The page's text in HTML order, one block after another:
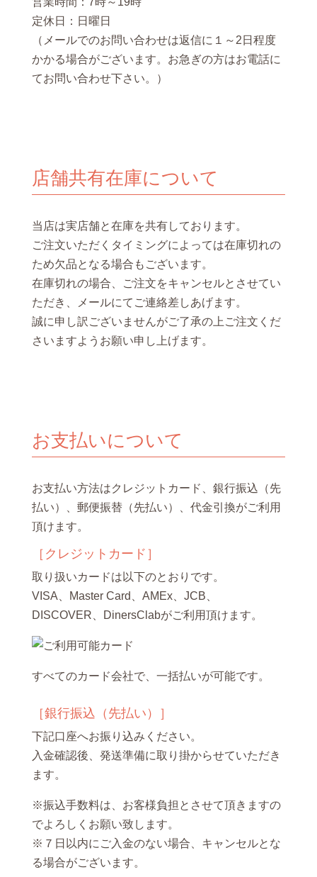
定休日：日曜日
（メールでのお問い合わせは返信に１～2日程度
かかる場合がございます。お急ぎの方はお電話に
てお問い合わせ下さい。）
店舗共有在庫について
当店は実店舗と在庫を共有しております。
ご注文いただくタイミングによっては在庫切れの
ため欠品となる場合もございます。
在庫切れの場合、ご注文をキャンセルとさせてい
ただき、メールにてご連絡差しあげます。
誠に申し訳ございませんがご了承の上ご注文くだ
さいますようお願い申し上げます。
お支払いについて
お支払い方法はクレジットカード、銀行振込（先
払い）、郵便振替（先払い）、代金引換がご利用
頂けます。
［クレジットカード］
取り扱いカードは以下のとおりです。
VISA、Master Card、AMEx、JCB、
DISCOVER、DinersClabがご利用頂けます。
すべてのカード会社で、一括払いが可能です。
［銀行振込（先払い）］
下記口座へお振り込みください。
入金確認後、発送準備に取り掛からせていただき
ます。
※振込手数料は、お客様負担とさせて頂きますの
でよろしくお願い致します。
※７日以内にご入金のない場合、キャンセルとな
る場合がございます。